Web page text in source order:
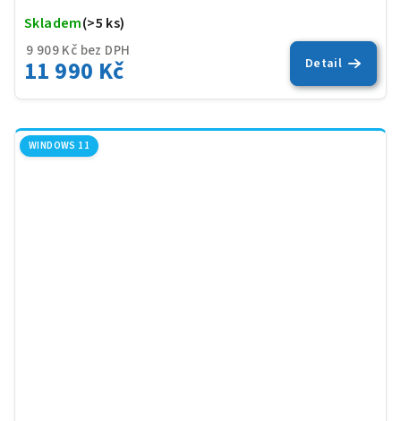
9 909 Kč bez DPH
11 990 Kč
Skladem(>5 ks)
5,0
z
5
Detail
WINDOWS 11